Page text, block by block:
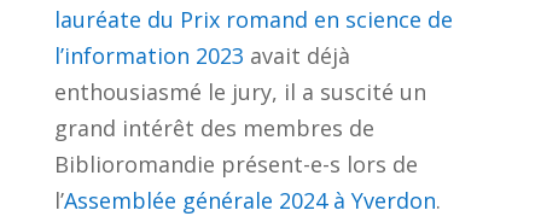
lauréate du Prix romand en science de
l’information 2023 avait déjà
enthousiasmé le jury, il a suscité un
grand intérêt des membres de
Biblioromandie présent-e-s lors de
l’Assemblée générale 2024 à Yverdon.